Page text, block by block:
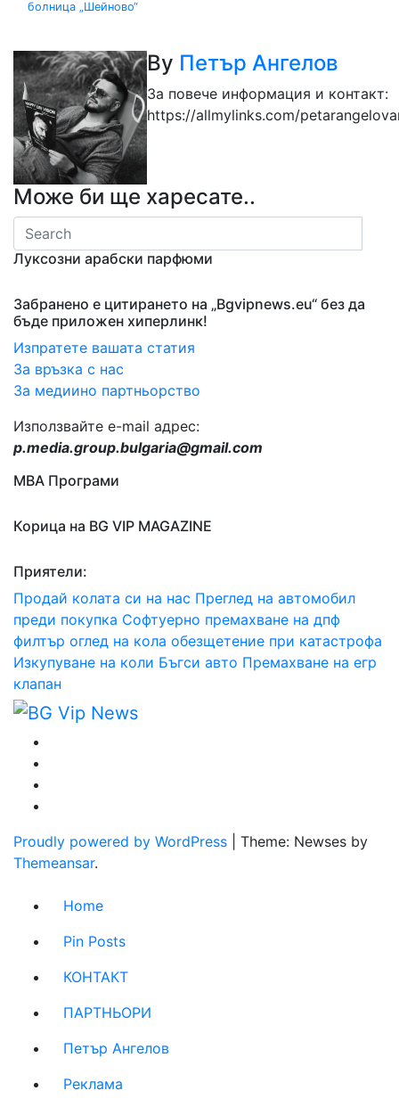
болница „Шейново“
By Петър Ангелов
За повече информация и контакт:
https://allmylinks.com/
Може би ще харесате..
Луксозни арабски парфюми
Забранено е цитирането на „Bgvipnews.eu“ без да
бъде приложен хиперлинк!
Изпратете вашата статия
За връзка с нас
За медиино партньорство
Използвайте e-mail адрес:
p.media.group.bulgaria@gmail.com
МВА Програми
Корица на BG VIP MAGAZINE
Приятели:
Продай колата си на нас Преглед на автомобил
преди покупка Софтуерно премахване на дпф
филтър оглед на кола обезщетение при катастрофа
Изкупуване на коли Бъгси авто Премахване на егр
клапан
Proudly powered by WordPress
Theme: Newses by
Themeansar.
Home
Pin Posts
КОНТАКТ
ПАРТНЬОРИ
Петър Ангелов
Реклама